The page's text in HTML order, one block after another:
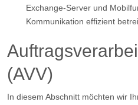
Exchange-Server und
Kommunikation effizient
(AVV)
In diesem Abschnitt möchten wir